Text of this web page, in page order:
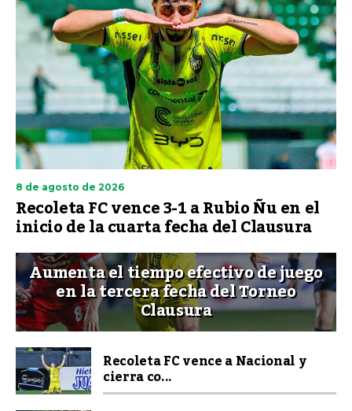
8 de agosto de 2026
Recoleta FC vence 3-1 a Rubio Ñu en el
inicio de la cuarta fecha del Clausura
Aumenta el tiempo efectivo de juego
en la tercera fecha del Torneo
Clausura
Recoleta FC vence a Nacional y
cierra co...